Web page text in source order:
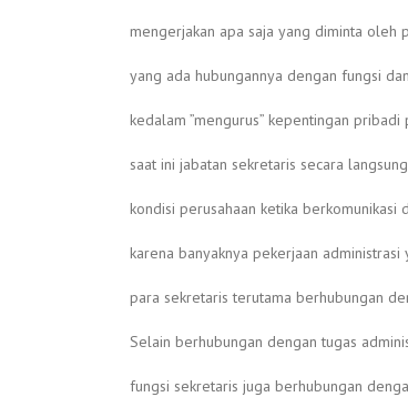
mengerjakan apa saja yang diminta oleh
yang ada hubungannya dengan fungsi
kedalam ”mengurus” kepentingan
saat ini jabatan sekretaris secara
kondisi perusahaan ketika berkomunikasi
karena banyaknya pekerjaan
para sekretaris terutama berhubungan
Selain berhubungan dengan tugas
fungsi sekretaris juga berhubungan